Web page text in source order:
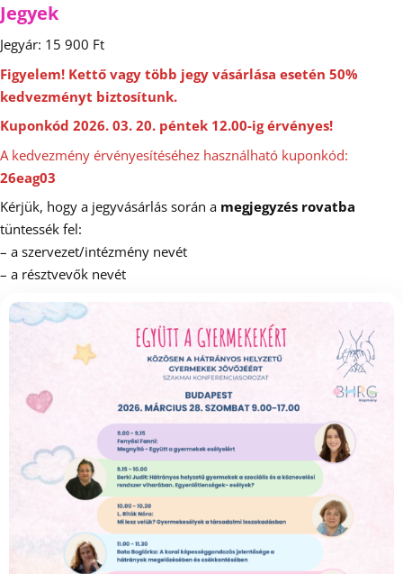
Jegyek
Jegyár: 15 900 Ft
Figyelem! Kettő vagy több jegy vásárlása esetén 50%
kedvezményt biztosítunk.
Kuponkód 2026. 03. 20. péntek 12.00-ig érvényes!
A kedvezmény érvényesítéséhez használható kuponkód:
26eag03
Kérjük, hogy a jegyvásárlás során a megjegyzés rovatba
tüntessék fel:
– a szervezet/intézmény nevét
– a résztvevők nevét